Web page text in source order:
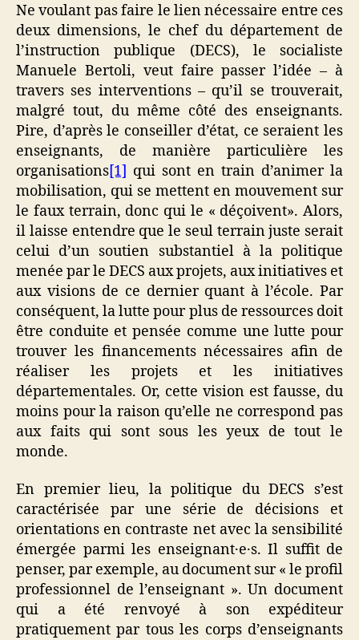
Ne voulant pas faire le lien nécessaire entre ces
deux dimensions, le chef du département de
l’instruction publique (DECS), le socialiste
Manuele Bertoli, veut faire passer l’idée – à
travers ses interventions – qu’il se trouverait,
malgré tout, du même côté des enseignants.
Pire, d’après le conseiller d’état, ce seraient les
enseignants, de manière particulière les
organisations[1] qui sont en train d’animer la
mobilisation, qui se mettent en mouvement sur
le faux terrain, donc qui le « déçoivent». Alors,
il laisse entendre que le seul terrain juste serait
celui d’un soutien substantiel à la politique
menée par le DECS aux projets, aux initiatives et
aux visions de ce dernier quant à l’école. Par
conséquent, la lutte pour plus de ressources doit
être conduite et pensée comme une lutte pour
trouver les financements nécessaires afin de
réaliser les projets et les initiatives
départementales. Or, cette vision est fausse, du
moins pour la raison qu’elle ne correspond pas
aux faits qui sont sous les yeux de tout le
monde.
En premier lieu, la politique du DECS s’est
caractérisée par une série de décisions et
orientations en contraste net avec la sensibilité
émergée parmi les enseignant·e·s. Il suffit de
penser, par exemple, au document sur « le profil
professionnel de l’enseignant ». Un document
qui a été renvoyé à son expéditeur
pratiquement par tous les corps d’enseignants